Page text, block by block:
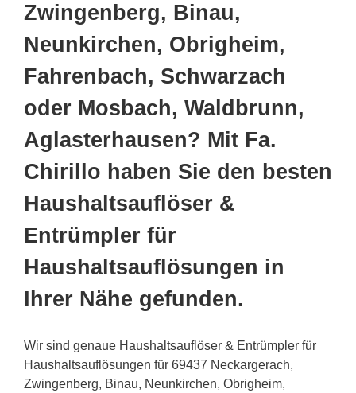
Zwingenberg, Binau,
Neunkirchen, Obrigheim,
Fahrenbach, Schwarzach
oder Mosbach, Waldbrunn,
Aglasterhausen? Mit Fa.
Chirillo haben Sie den besten
Haushaltsauflöser &
Entrümpler für
Haushaltsauflösungen in
Ihrer Nähe gefunden.
Wir sind genaue Haushaltsauflöser & Entrümpler für
Haushaltsauflösungen für 69437 Neckargerach,
Zwingenberg, Binau, Neunkirchen, Obrigheim,